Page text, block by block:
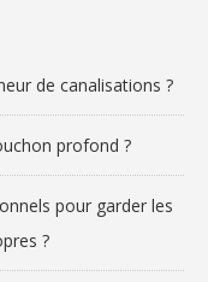
de canalisations ?
profond ?
pour garder les
?